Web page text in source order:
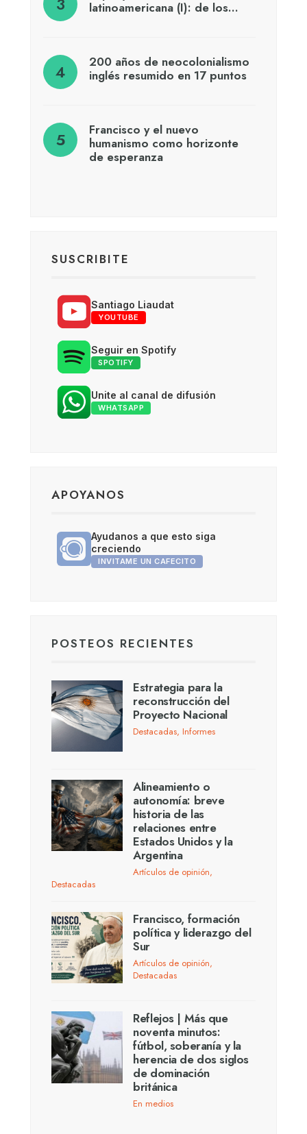
latinoamericana (I): de los…
200 años de neocolonialismo
inglés resumido en 17 puntos
Francisco y el nuevo
humanismo como horizonte
de esperanza
SUSCRIBITE
Santiago Liaudat
YOUTUBE
Seguir en Spotify
SPOTIFY
Unite al canal de difusión
WHATSAPP
APOYANOS
Ayudanos a que esto siga
creciendo
INVITAME UN CAFECITO
POSTEOS RECIENTES
Estrategia para la
reconstrucción del
Proyecto Nacional
Destacadas, Informes
Alineamiento o
autonomía: breve
historia de las
relaciones entre
Estados Unidos y la
Argentina
Artículos de opinión,
Destacadas
Francisco, formación
política y liderazgo del
Sur
Artículos de opinión,
Destacadas
Reflejos | Más que
noventa minutos:
fútbol, soberanía y la
herencia de dos siglos
de dominación
británica
En medios